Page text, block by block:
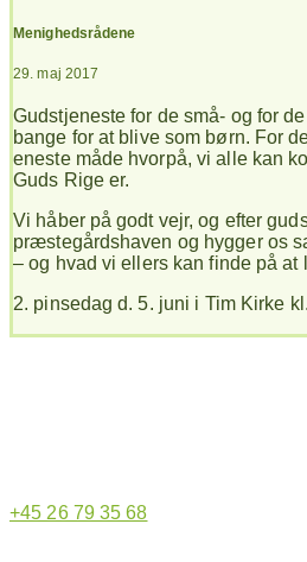
Menighedsrådene
29. maj 2017
Gudstjeneste for de små- og for
bange for at blive som børn. For
eneste måde hvorpå, vi alle kan
Guds Rige er.
Vi håber på godt vejr, og efter
præstegårdshaven og hygger os
– og hvad vi ellers kan finde på at
2. pinsedag d. 5. juni i Tim Kirke
+45 26 79 35 68